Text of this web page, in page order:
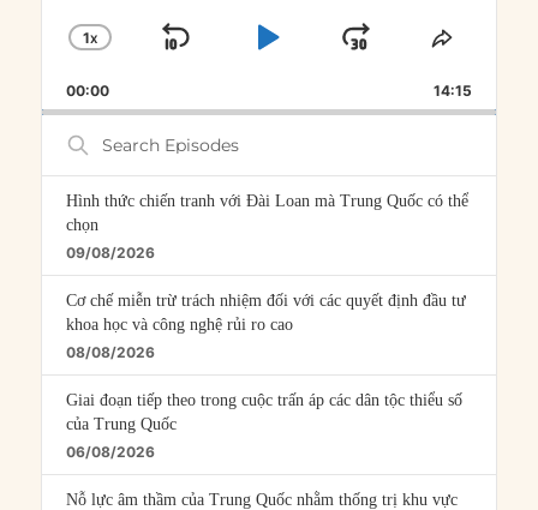
CHANGE
RATE
1X
SKIP
PLAYJUMP
FORWARD
SHARE
00:00 14:15
Search
Episodes
Hình thức chiến tranh với Đài Loan mà Trung Quốc có thể
chọn
09/08/2026
Cơ chế miễn trừ trách nhiệm đối với các quyết định đầu tư
khoa học và công nghệ rủi ro cao
08/08/2026
Giai đoạn tiếp theo trong cuộc trấn áp các dân tộc thiểu số
của Trung Quốc
06/08/2026
Nỗ lực âm thầm của Trung Quốc nhằm thống trị khu vực